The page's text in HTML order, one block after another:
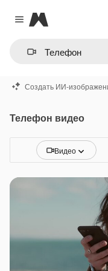
Close menu
Magnific
Создать ИИ-
Телефон видео
Видео